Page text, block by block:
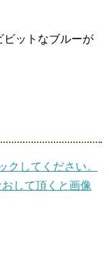
ビットなブルーが
クしてください。
して頂くと画像